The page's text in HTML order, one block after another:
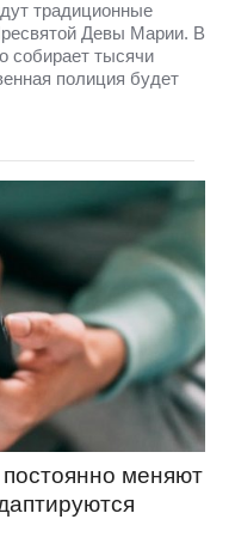
традиционные
Девы Марии. В
собирает тысячи
полиция будет
меняют